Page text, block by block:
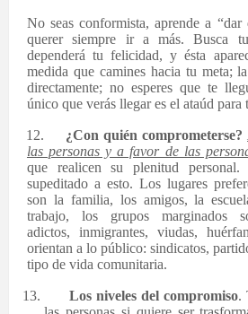
No seas conformista, aprende a “dar
querer siempre ir a más. Busca
dependerá tu felicidad, y ésta
medida que camines hacia tu meta;
directamente; no esperes que te
único que verás llegar es el ataúd
12. ¿Con quién comprometerse?
las personas y a favor de las
que realicen su plenitud
supeditado a esto. Los lugares
son la familia, los amigos, la
trabajo, los grupos marginados
adictos, inmigrantes, viudas,
orientan a lo público: sindicatos,
tipo de vida comunitaria.
13. Los niveles del compromiso.